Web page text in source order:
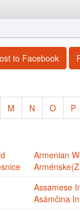
to Facebook
M N O P
Armenian
Assamese
Asámčina